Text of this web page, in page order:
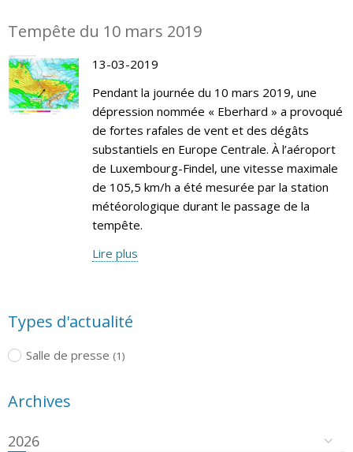
Tempête du 10 mars 2019
13-03-2019
Pendant la journée du 10 mars 2019, une
dépression nommée « Eberhard » a provoqué
de fortes rafales de vent et des dégâts
substantiels en Europe Centrale. À l’aéroport
de Luxembourg-Findel, une vitesse maximale
de 105,5 km/h a été mesurée par la station
météorologique durant le passage de la
tempête.
Lire plus
Types d'actualité
Salle de presse (1)
Archives
2026